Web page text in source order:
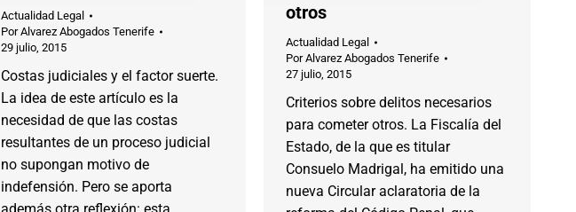
Actualidad Legal
PorAlvarez Abogados Tenerife
29 julio, 2015
Costas judiciales y el factor suerte.
La idea de este artículo es la
necesidad de que las costas
resultantes de un proceso judicial
no supongan motivo de
indefensión. Pero se aporta
otros
Actualidad Legal
PorAlvarez Abogados Tenerife
27 julio, 2015
Criterios sobre delitos necesarios
para cometer otros. La Fiscalía del
Estado, de la que es titular
Consuelo Madrigal, ha emitido una
nueva Circular aclaratoria de la